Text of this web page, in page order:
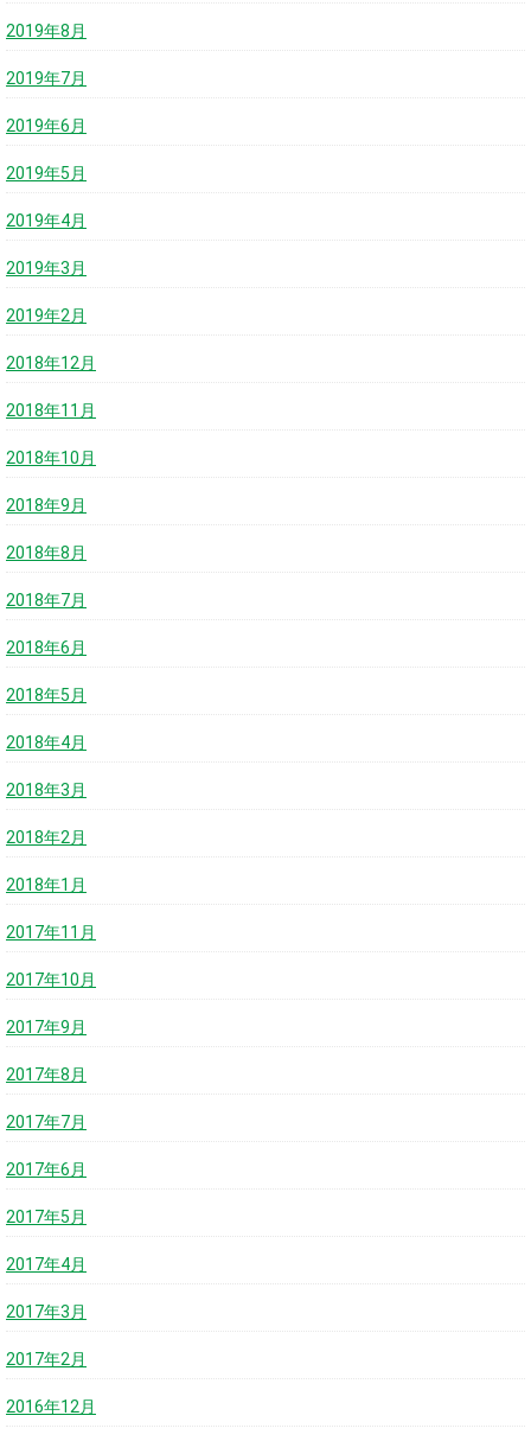
2019年8月
2019年7月
2019年6月
2019年5月
2019年4月
2019年3月
2019年2月
2018年12月
2018年11月
2018年10月
2018年9月
2018年8月
2018年7月
2018年6月
2018年5月
2018年4月
2018年3月
2018年2月
2018年1月
2017年11月
2017年10月
2017年9月
2017年8月
2017年7月
2017年6月
2017年5月
2017年4月
2017年3月
2017年2月
2016年12月